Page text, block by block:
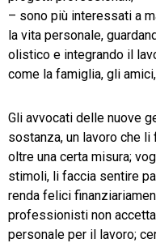
– sono più interessati a
la vita personale,
olistico e integrando il
come la famiglia, gli
Gli avvocati delle nuove
sostanza, un lavoro che
oltre una certa misura;
stimoli, li faccia sentire
renda felici
professionisti non
personale per il lavoro;